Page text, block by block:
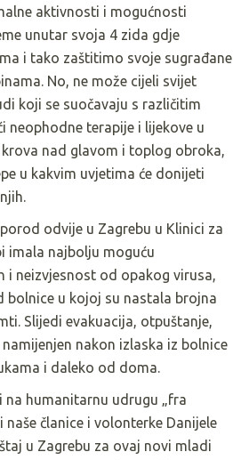
aktivnosti i mogućnosti
unutar svoja 4 zida gdje
i tako zaštitimo svoje sugrađane
No, ne može cijeli svijet
koji se suočavaju s različitim
neophodne terapije i lijekove u
nad glavom i toplog obroka,
u kakvim uvjetima će donijeti
odvije u Zagrebu u Klinici za
imala najbolju moguću
i neizvjesnost od opakog virusa,
bolnice u kojoj su nastala brojna
Slijedi evakuacija, otpuštanje,
nakon izlaska iz bolnice
i daleko od doma.
na humanitarnu udrugu „fra
članice i volonterke Danijele
u Zagrebu za ovaj novi mladi